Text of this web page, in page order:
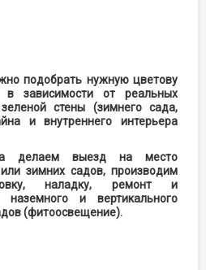
подобрать нужную цветову
зависимости от реальных
стены (зимнего сада,
и внутреннего интерьера
делаем выезд на место
зимних садов, производим
наладку, ремонт и
наземного и вертикального
(фитоосвещение).